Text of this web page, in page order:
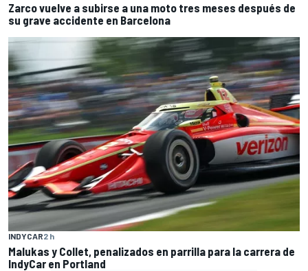
Zarco vuelve a subirse a una moto tres meses después de
su grave accidente en Barcelona
INDYCAR2 h
Malukas y Collet, penalizados en parrilla para la carrera de
IndyCar en Portland